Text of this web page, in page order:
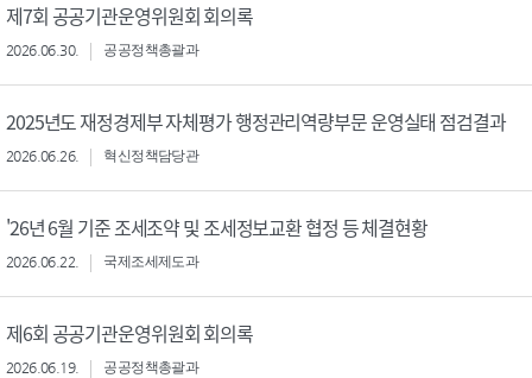
제7회 공공기관운영위원회 회의록
2026.06.30. 공공정책총괄과
2025년도 재정경제부 자체평가 행정관리역량부문 운영실태 점검결과
2026.06.26. 혁신정책담당관
'26년 6월 기준 조세조약 및 조세정보교환 협정 등 체결현황
2026.06.22. 국제조세제도과
제6회 공공기관운영위원회 회의록
2026.06.19. 공공정책총괄과